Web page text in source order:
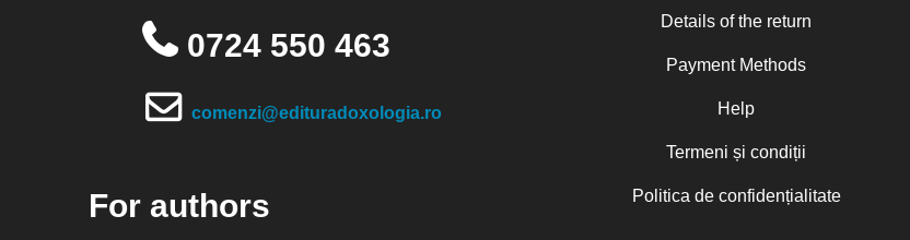
0724 550 463
comenzi@edituradoxologia.ro
For authors
Details of the return
Payment Methods
Help
Termeni și condiții
Politica de confidențialitate